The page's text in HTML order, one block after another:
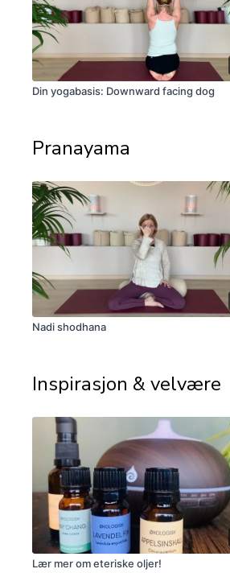
Din yogabasis: Downward facing dog
Pranayama
Nadi shodhana
Inspirasjon & velvære
Lær mer om eteriske oljer!